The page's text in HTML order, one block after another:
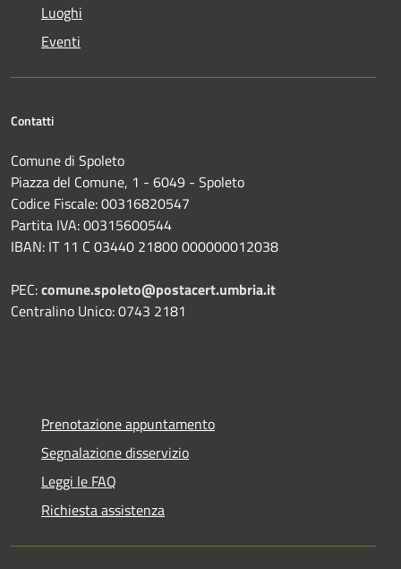
Luoghi
Eventi
Contatti
Comune di Spoleto
Piazza del Comune, 1 - 6049 - Spoleto
Codice Fiscale: 00316820547
Partita IVA: 00315600544
IBAN: IT 11 C 03440 21800 000000012038
PEC:comune.spoleto@postacert.umbria.it
Centralino Unico: 0743 2181
Prenotazione appuntamento
Segnalazione disservizio
Leggi le FAQ
Richiesta assistenza